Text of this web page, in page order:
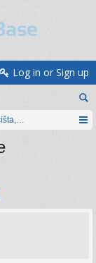
Log in or Sign up
periferija